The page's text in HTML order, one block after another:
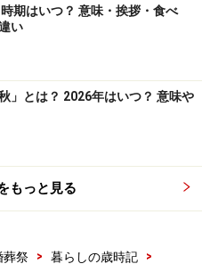
いとき
くない場合や立場上、受
あるでしょう。そういうと
。
期はいつ？ 意味・挨拶・食べ
い
」とは？ 2026年はいつ？ 意味や
もっと見る
葬祭 > 暮らしの歳時記
>